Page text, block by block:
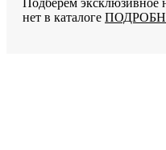
Подберем эксклюзивное
нет в каталоге